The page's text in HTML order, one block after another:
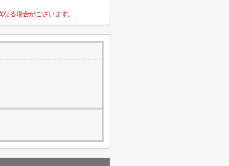
る場合がございます。